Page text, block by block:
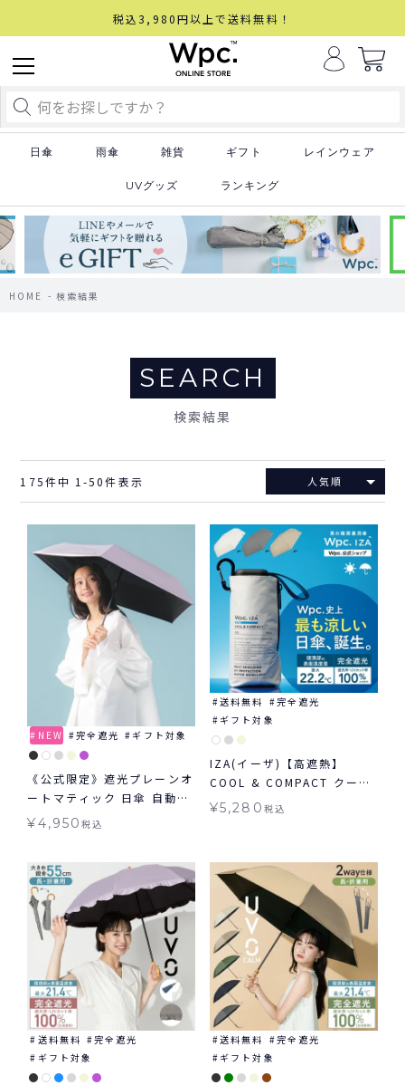
税込3,980円以上で送料無料！
日傘 雨傘 雑貨 ギフト レインウェア
UVグッズ ランキング
HOME 検索結果
SEARCH
検索結果
人気順
175件中 1-50件表示
NEW 完全遮光 ギフト対象
《公式限定》遮光プレーンオ
ートマティック 日傘 自動開
閉 傘 折りたたみ ギフト対象
¥4,950税込
送料無料
完全遮光
ギフト対象
IZA(イーザ)【高遮熱】
COOL & COMPACT クール
&コンパクト 日傘 折りたた
¥5,280 税込
送料無料
完全遮光
ギフト対象
送料無料
完全遮光
ギフト対象